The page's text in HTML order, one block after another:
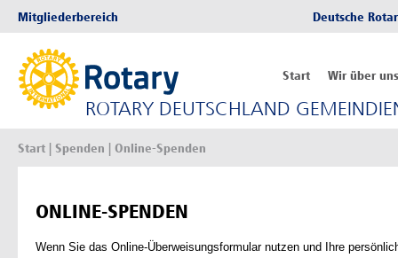
Mitgliederbereich Deutsche
ROTARY DEUTSCHLAND
Start Wir über uns
Start Spenden | Online-Spenden
ONLINE-SPENDEN
Wenn Sie das Online-Überweisungsformular nutzen und Ihre